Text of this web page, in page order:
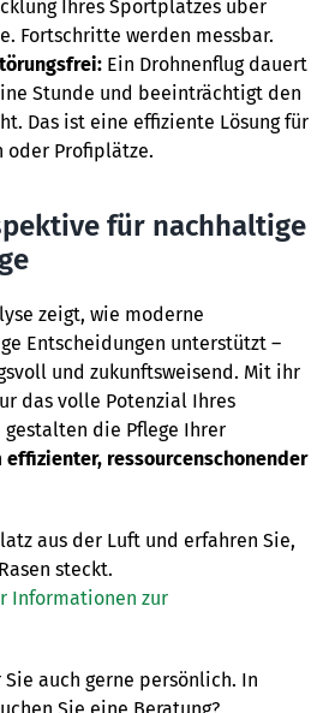
Ihres Sportplatzes über
Fortschritte werden messbar.
Ein Drohnenflug dauert
Stunde und beeinträchtigt den
Das ist eine effiziente Lösung für
oder Profiplätze.
für nachhaltige
zeigt, wie moderne
Entscheidungen unterstützt –
und zukunftsweisend. Mit ihr
das volle Potenzial Ihres
die Pflege Ihrer
effizienter, ressourcenschonender
aus der Luft und erfahren Sie,
steckt.
Informationen zur
auch gerne persönlich. In